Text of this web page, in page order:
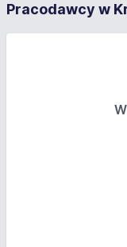
Pracodawcy w